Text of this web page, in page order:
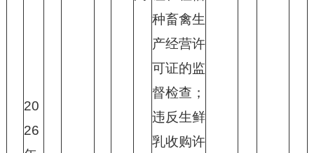
20
26
种畜禽生
产经营许
可证的监
督检查；
违反生鲜
乳收购许